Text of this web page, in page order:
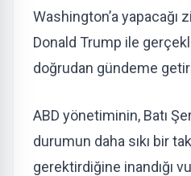
Washington’a yapacağı
Donald Trump ile
doğrudan gündeme
ABD yönetiminin, Batı
durumun daha sıkı bir
gerektirdiğine inandığı